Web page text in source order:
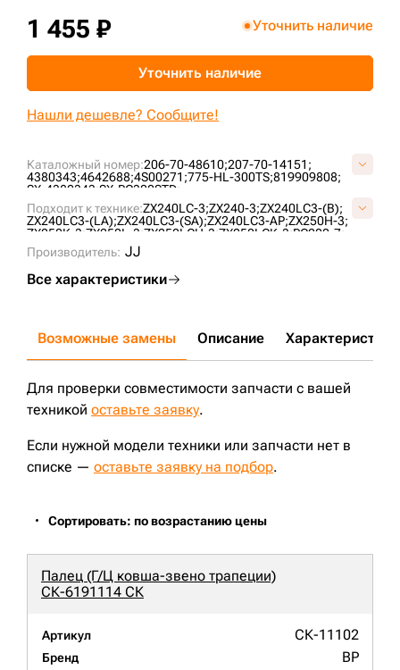
Каталожный номер:206-70-48610;207-70-14151;
4380343;4642688;4S00271;775-HL-300TS;819909808;
SX-4380343;SX-PC300STD;
Подходит к технике:ZX240LC-3;ZX240-3;ZX240LC3-(B);
ZX240LC3-(LA);ZX240LC3-(SA);ZX240LC3-AP;ZX250H-3;
ZX250K-3;ZX250L-3;ZX250LCH-3;ZX250LCK-3;PC200-7;
PC300;
ZX230LC;
ZX240LCH;ZX240LCK;
PC300-7;
PC300LC-6;PC300LC-3;PC300LC-5;
Производитель: JJ
Все характеристики
1 455 ₽ Уточнить наличие
Уточнить наличие
Нашли дешевле? Сообщите!
Возможные замены Описание Характеристики
Для проверки совместимости запчасти с вашей
техникой оставьте заявку.
Если нужной модели техники или запчасти нет в
списке — оставьте заявку на подбор.
Сортировать: по возрастанию цены
Палец (Г/Ц ковша-звено трапеции)
СК-6191114 СК
Артикул СК-11102
Бренд BP